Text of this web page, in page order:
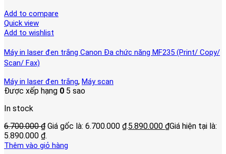
Add to compare
Quick view
Add to wishlist
Máy in laser đen trắng Canon Đa chức năng MF235 (Print/ Copy/
Scan/ Fax)
Máy in laser đen trắng, Máy scan
Được xếp hạng 0 5 sao
In stock
6.700.000₫ Giá gốc là: 6.700.000 ₫.5.890.000 ₫Giá hiện tại là:
5.890.000 ₫.
Thêm vào giỏ hàng